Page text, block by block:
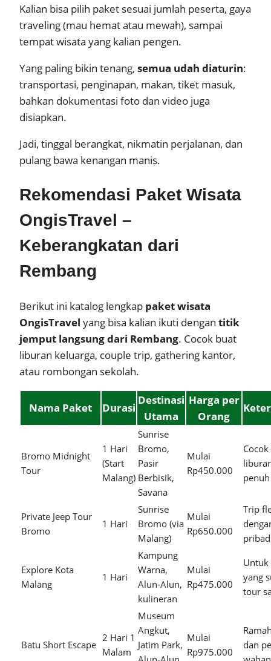
Kalian bisa pilih paket sesuai jumlah peserta, gaya
traveling (mau hemat atau mewah), sampai
tempat wisata yang kalian pengen.
Yang paling bikin tenang, semua udah diaturin:
transportasi, penginapan, makan, tiket masuk,
bahkan dokumentasi foto dan video juga
disiapkan.
Jadi, tinggal berangkat, nikmatin perjalanan, dan
pulang bawa kenangan manis.
Rekomendasi Paket Wisata
OngisTravel –
Keberangkatan dari
Rembang
Berikut ini katalog lengkap paket wisata
OngisTravel yang bisa kalian ikuti dengan titik
jemput langsung dari Rembang. Cocok buat
liburan keluarga, couple trip, gathering kantor,
atau rombongan sekolah.
Nama Paket Durasi
Destinasi
Utama
Harga per
Orang
Bromo Midnight
Tour
1 Hari
(Start
Malang)
Sunrise
Bromo,
Pasir
Berbisik,
Savana
Mulai
Rp450.000
Private Jeep Tour
Bromo
1 Hari
Sunrise
Bromo (via
Malang)
Mulai
Rp650.000
Trip
Explore Kota
Malang
1 Hari
Kampung
Warna,
Alun-Alun,
kulineran
Mulai
Rp475.000
Untuk
yang
tour
Batu Short Escape
2 Hari 1
Malam
Museum
Angkut,
Jatim Park,
Mulai
Rp975.000
dan